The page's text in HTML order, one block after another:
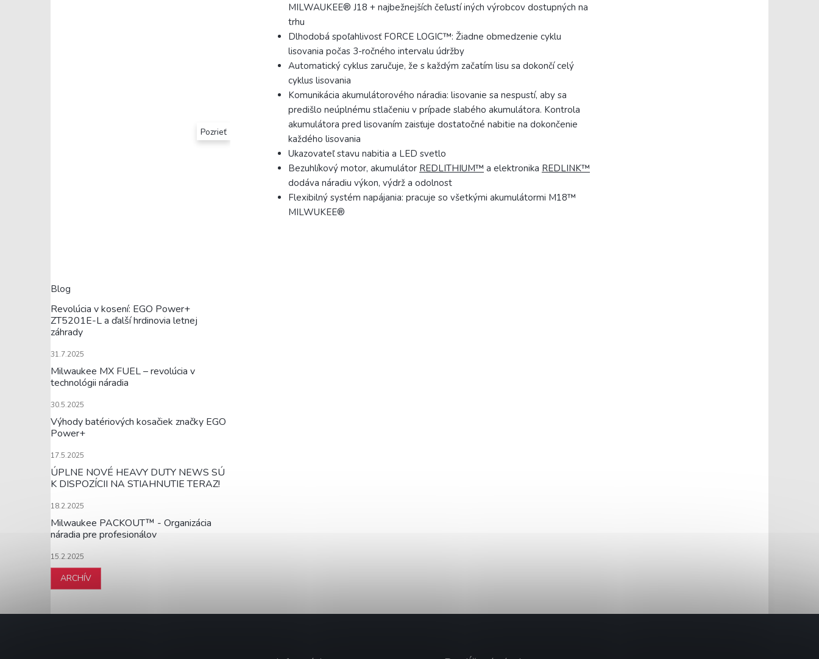
Pozrieť
Blog
Revolúcia v kosení: EGO Power+
ZT5201E-L a ďalší hrdinovia letnej
záhrady
31.7.2025
Milwaukee MX FUEL – revolúcia v
technológii náradia
30.5.2025
Výhody batériových kosačiek značky EGO
Power+
17.5.2025
ÚPLNE NOVÉ HEAVY DUTY NEWS SÚ
K DISPOZÍCII NA STIAHNUTIE TERAZ!
18.2.2025
Milwaukee PACKOUT™ - Organizácia
náradia pre profesionálov
15.2.2025
ARCHÍV
MILWAUKEE® J18 + najbežnejších čeľustí iných výrobcov dostupných na
trhu
Dlhodobá spoľahlivosť FORCE LOGIC™: Žiadne obmedzenie cyklu
lisovania počas 3-ročného intervalu údržby
Automatický cyklus zaručuje, že s každým začatím lisu sa dokončí celý
cyklus lisovania
Komunikácia akumulátorového náradia: lisovanie sa nespustí, aby sa
predišlo neúplnému stlačeniu v prípade slabého akumulátora. Kontrola
akumulátora pred lisovaním zaisťuje dostatočné nabitie na dokončenie
každého lisovania
Ukazovateľ stavu nabitia a LED svetlo
Bezuhlíkový motor, akumulátor REDLITHIUM™ a elektronika REDLINK™
dodáva náradiu výkon, výdrž a odolnost
Flexibilný systém napájania: pracuje so všetkými akumulátormi M18™
MILWUKEE®